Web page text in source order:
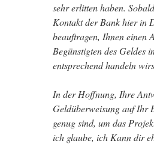
sehr erlitten haben.
Kontakt der Bank hier in
beauftragen, Ihnen einen
Begünstigten des Geldes
entsprechend handeln
In der Hoffnung, Ihre
Geldüberweisung auf Ihr
genug sind, um das
ich glaube, ich Kann dir